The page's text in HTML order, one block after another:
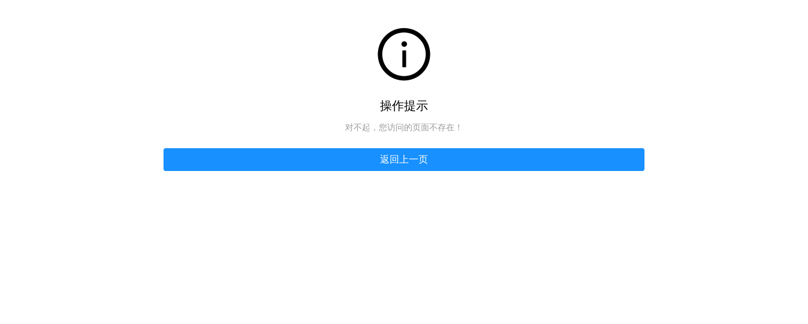
操作提示
对不起，您访问的页面不存在！
返回上一页